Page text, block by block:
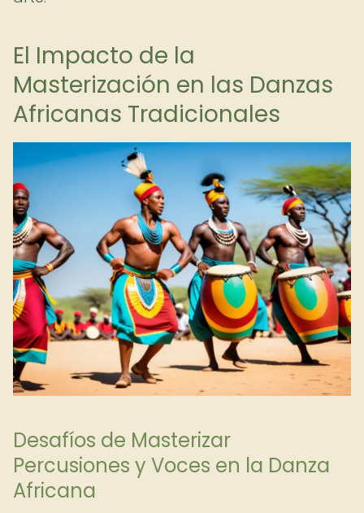
El Impacto de la
Masterización en las Danzas
Africanas Tradicionales
Desafíos de Masterizar
Percusiones y Voces en la Danza
Africana